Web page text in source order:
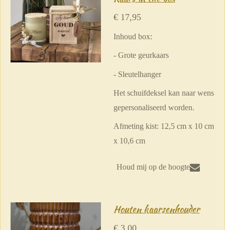
€ 17,95
Inhoud box:
- Grote geurkaars
- Sleutelhanger
Het schuifdeksel kan naar wens
gepersonaliseerd worden.
Afmeting kist: 12,5 cm x 10 cm
x 10,6 cm
Houd mij op de hoogte
Houten kaarsenhouder